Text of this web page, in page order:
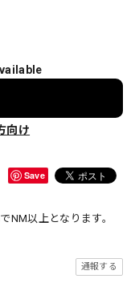
向け
Save
NM以上となります。
通報する